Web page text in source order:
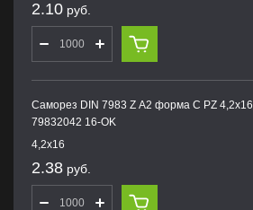
2.10 руб.
Саморез DIN 7983 Z А2 форма С PZ 4,2х16
79832042 16-OK
4,2х16
2.38 руб.